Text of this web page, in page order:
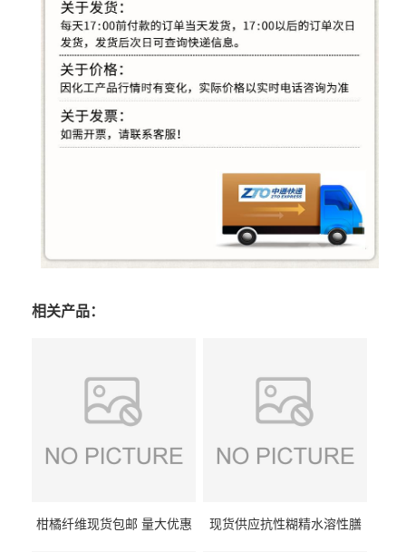
相关产品：
柑橘纤维现货包邮 量大优惠
现货供应抗性糊精水溶性膳